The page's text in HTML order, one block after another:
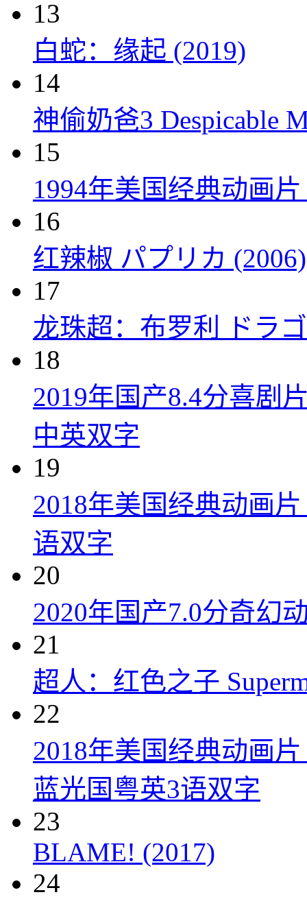
13
白蛇：缘起 (2019)
14
神偷奶爸3 Despicable
15
1994年美国经典动画
16
红辣椒 パプリカ (2006)
17
龙珠超：布罗利 ドラ
18
2019年国产8.4分喜剧
中英双字
19
2018年美国经典动画
语双字
20
2020年国产7.0分奇幻
21
超人：红色之子
22
2018年美国经典动画
蓝光国粤英3语双字
23
BLAME! (2017)
24